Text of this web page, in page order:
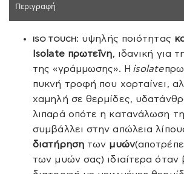
Περιγραφή
ISO TOUCH: υψηλής ποιότητας
Isolate πρωτεΐνη, ιδανική για
της «γράμμωσης». Η isolate
πυκνή τροφή που χορταίνει,
χαμηλή σε θερμίδες,
λιπαρά οπότε η κατανάλωση
συμβάλλει στην απώλεια
διατήρησητων μυών
των μυών σας) ιδιαίτερα όταν